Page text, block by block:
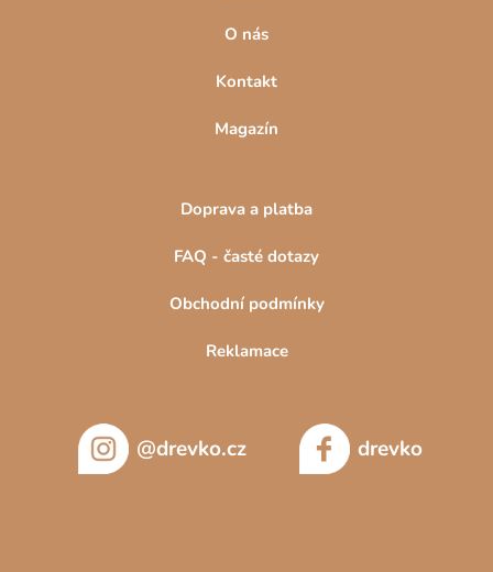
O nás
Kontakt
Magazín
Doprava a platba
FAQ - časté dotazy
Obchodní podmínky
Reklamace
@drevko.cz drevko